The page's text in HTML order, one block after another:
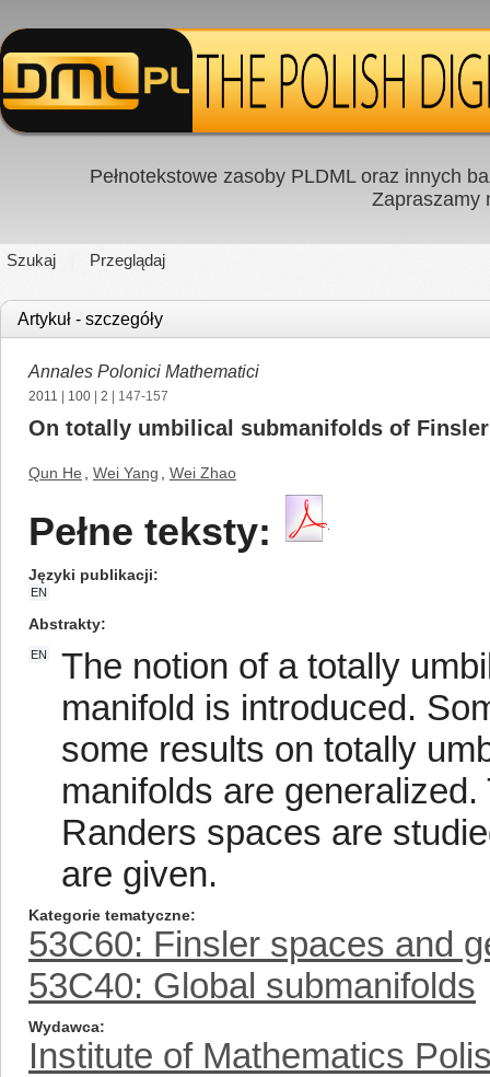
Pełnotekstowe zasoby PLDML oraz innych
Zapraszamy
Szukaj Przeglądaj
Artykuł - szczegóły
Annales Polonici Mathematici
2011 100 2 | 147-157
On totally umbilical submanifolds of
Qun He Wei Yang Wei Zhao
Pełne teksty:
Języki publikacji
EN
Abstrakty
EN
The notion of a totally
manifold is introduced.
some results on totally
manifolds are
Randers spaces are
are given.
Kategorie tematyczne
53C60: Finsler spaces and
53C40: Global submanifolds
Wydawca
Institute of Mathematics